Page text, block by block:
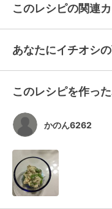
このレシピの関連
あなたにイチオシ
このレシピを作っ
かのん6262